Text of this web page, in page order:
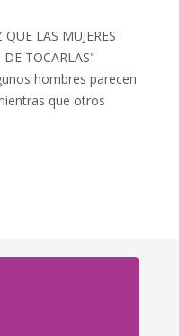
LAS MUJERES
DE TOCARLAS"
hombres parecen
que otros